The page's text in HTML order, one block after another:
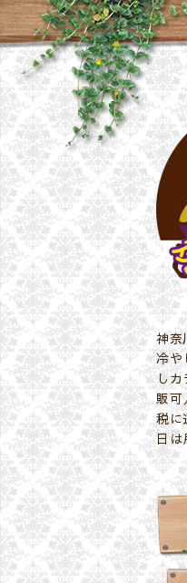
神奈
冷や
しカ
販可
税に
日は